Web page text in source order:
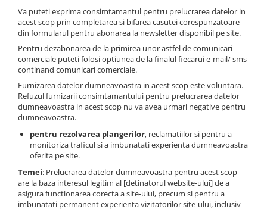
TRICOURI MOTO/ATV
TRICOURI OFF ROAD/4X4
TRICOURI PENTRU SOFERI DE
CAMION
TRICOURI PESCUIT/VANATOARE
TRICOURI SOFERI SI SOFERITE
TABLOURI CANVAS
STICKERE DE PERETE
STICKERE COPII
SUPORTI NUMERE AUTO
ACCESORII AUTO
Va puteti exprima consimtamantul pentru prelucrarea datelor in
acest scop prin completarea si bifarea casutei corespunzatoare
din formularul pentru abonarea la newsletter disponibil pe site.
Pentru dezabonarea de la primirea unor astfel de comunicari
comerciale puteti folosi optiunea de la finalul fiecarui e-mail/ sms
continand comunicari comerciale.
Furnizarea datelor dumneavoastra in acest scop este voluntara.
Refuzul furnizarii consimtamantului pentru prelucrarea datelor
dumneavoastra in acest scop nu va avea urmari negative pentru
dumneavoastra.
pentru rezolvarea plangerilor, reclamatiilor si pentru a
monitoriza traficul si a imbunatati experienta dumneavoastra
oferita pe site.
Temei: Prelucrarea datelor dumneavoastra pentru acest scop
are la baza interesul legitim al [detinatorul website-ului] de a
asigura functionarea corecta a site-ului, precum si pentru a
imbunatati permanent experienta vizitatorilor site-ului, inclusiv